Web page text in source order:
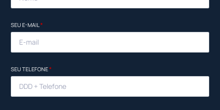
SEU E-MAIL*
SEU TELEFONE*